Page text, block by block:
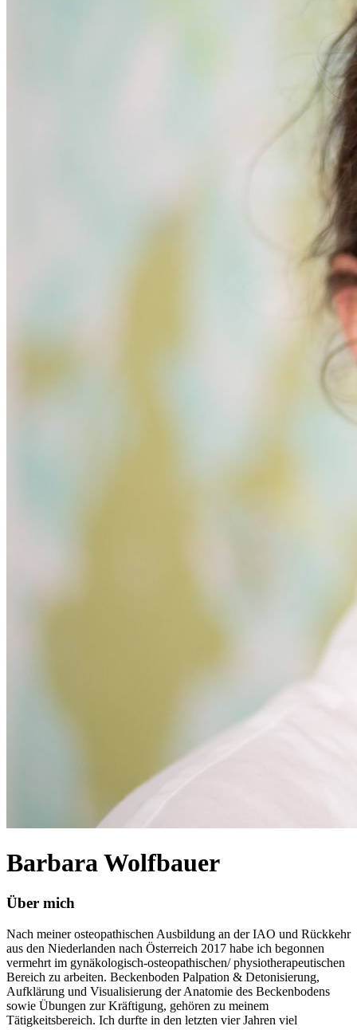
Barbara Wolfbauer
Über mich
Nach meiner osteopathischen Ausbildung an der IAO und Rückkehr
aus den Niederlanden nach Österreich 2017 habe ich begonnen
vermehrt im gynäkologisch-osteopathischen/ physiotherapeutischen
Bereich zu arbeiten. Beckenboden Palpation & Detonisierung,
Aufklärung und Visualisierung der Anatomie des Beckenbodens
sowie Übungen zur Kräftigung, gehören zu meinem
Tätigkeitsbereich. Ich durfte in den letzten vier Jahren viel